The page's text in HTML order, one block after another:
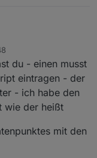
(14352)
(14352)
(14352)
(14352)
du - einen musst
eintragen - der
- ich habe den
wie der heißt
mit den